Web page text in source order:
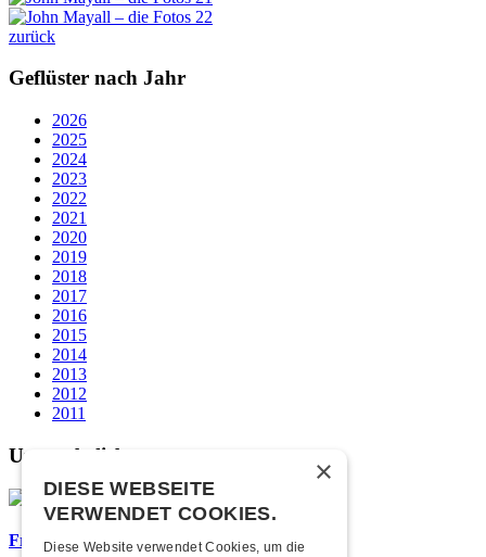
zurück
Geflüster nach Jahr
2026
2025
2024
2023
2022
2021
2020
2019
2018
2017
2016
2015
2014
2013
2012
2011
Unsere beliebtesten
Frisch bestätigt: Nicky B Fly
×
DIESE WEBSEITE
VERWENDET COOKIES.
Diese Website verwendet Cookies, um die